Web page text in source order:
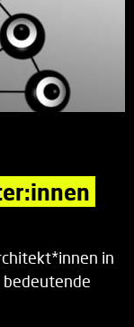
in
bedeutende